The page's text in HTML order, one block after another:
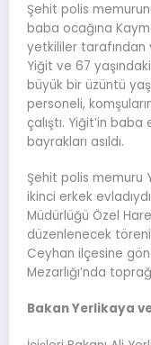
Şehit polis
baba ocağına
yetkililer tarafından
Yiğit ve 67
büyük bir üzüntü
personeli,
çalıştı. Yiğit’in
bayrakları asıldı.
Şehit polis memuru
ikinci erkek
Müdürlüğü Özel
düzenlenecek
Ceyhan ilçesine
Mezarlığı’nda
Bakan Yerlikaya